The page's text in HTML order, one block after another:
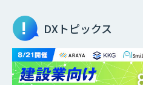
DXトピックス